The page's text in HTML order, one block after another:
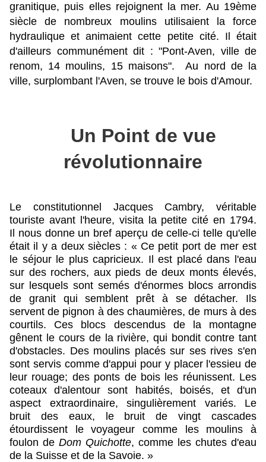
granitique, puis elles rejoignent la mer. Au 19ème
siècle de nombreux moulins utilisaient la force
hydraulique et animaient cette petite cité. Il était
d'ailleurs communément dit : "Pont-Aven, ville de
renom, 14 moulins, 15 maisons". Au nord de la
ville, surplombant l'Aven, se trouve le bois d'Amour.
Un Point de vue
révolutionnaire
Le constitutionnel Jacques Cambry, véritable
touriste avant l'heure, visita la petite cité en 1794.
Il nous donne un bref aperçu de celle-ci telle qu'elle
était il y a deux siècles : « Ce petit port de mer est
le séjour le plus capricieux. Il est placé dans l'eau
sur des rochers, aux pieds de deux monts élevés,
sur lesquels sont semés d'énormes blocs arrondis
de granit qui semblent prêt à se détacher. Ils
servent de pignon à des chaumières, de murs à des
courtils. Ces blocs descendus de la montagne
gênent le cours de la rivière, qui bondit contre tant
d'obstacles. Des moulins placés sur ses rives s'en
sont servis comme d'appui pour y placer l'essieu de
leur rouage; des ponts de bois les réunissent. Les
coteaux d'alentour sont habités, boisés, et d'un
aspect extraordinaire, singulièrement variés. Le
bruit des eaux, le bruit de vingt cascades
étourdissent le voyageur comme les moulins à
foulon de Dom Quichotte, comme les chutes d'eau
de la Suisse et de la Savoie. »